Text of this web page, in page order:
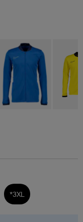
*3XL